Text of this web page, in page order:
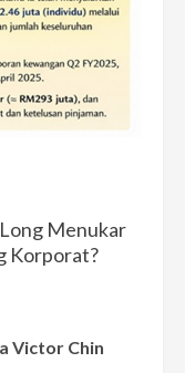
Menukar
Korporat?
Victor Chin